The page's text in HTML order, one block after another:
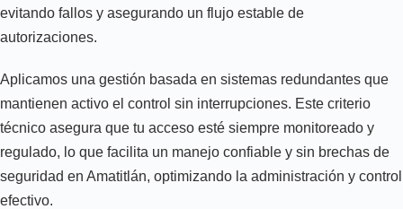
evitando fallos y asegurando un flujo estable de
autorizaciones.
Aplicamos una gestión basada en sistemas redundantes que
mantienen activo el control sin interrupciones. Este criterio
técnico asegura que tu acceso esté siempre monitoreado y
regulado, lo que facilita un manejo confiable y sin brechas de
seguridad en Amatitlán, optimizando la administración y control
efectivo.